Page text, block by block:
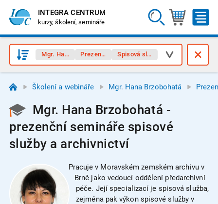
INTEGRA CENTRUM
kurzy, školení, semináře
Mgr. Hana BrzobohatáPrezenční seminářeSpisová služba, archivnictví
Školení a webináře Mgr. Hana Brzobohatá
Mgr. Hana Brzobohatá -
prezenční semináře spisové
služby a archivnictví
Pracuje v Moravském zemském archivu v
Brně jako vedoucí oddělení předarchivní
péče. Její specializací je spisová služba,
zejména pak výkon spisové služby v